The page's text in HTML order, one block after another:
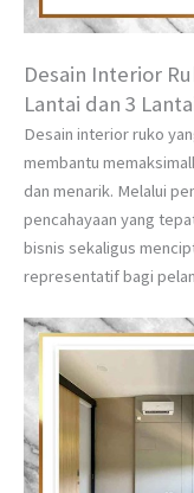
Desain Interior
Lantai dan 3
Desain interior ruko
membantu
dan menarik. Melalui
pencahayaan yang
bisnis sekaligus
representatif bagi